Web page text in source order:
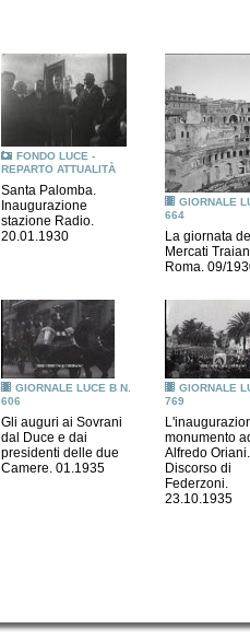
FONDO LUCE -
REPARTO ATTUALITÀ
Santa Palomba.
Inaugurazione
stazione Radio.
20.01.1930
GIORNALE
664
La giornata
Mercati
Roma. 09/
GIORNALE LUCE B N.
606
Gli auguri ai Sovrani
dal Duce e dai
presidenti delle due
Camere. 01.1935
GIORNALE
769
monumento
Alfredo Oriani.
Discorso di
Federzoni.
23.10.1935